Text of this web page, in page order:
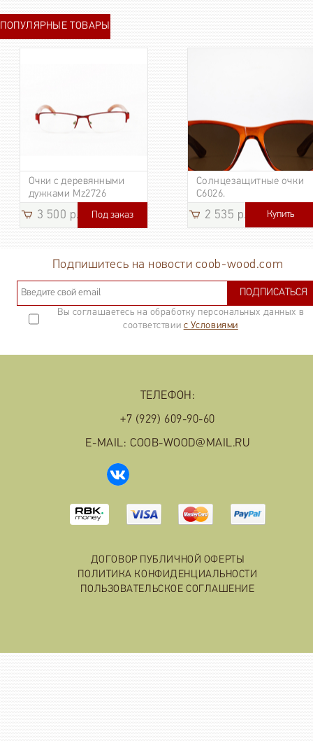
ПОПУЛЯРНЫЕ ТОВАРЫ
Очки с деревянными
дужками Mz2726
3 500 р. Под заказ
Солнцезащитные очки
C6026.
2 535 р. 3 185
Купить
Подпишитесь на новости coob-wood.com
ПОДПИСАТЬСЯ
Вы соглашаетесь на обработку персональных данных в
соответствии с Условиями
ТЕЛЕФОН:
+7 (929) 609-90-60
E-MAIL: COOB-WOOD@MAIL.RU
ДОГОВОР ПУБЛИЧНОЙ ОФЕРТЫ
ПОЛИТИКА КОНФИДЕНЦИАЛЬНОСТИ
ПОЛЬЗОВАТЕЛЬСКОЕ СОГЛАШЕНИЕ